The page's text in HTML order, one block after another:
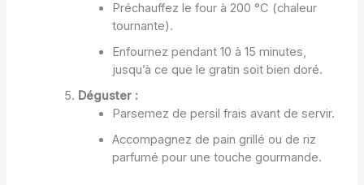
Préchauffez le four à 200 °C (chaleur
tournante).
Enfournez pendant 10 à 15 minutes,
jusqu’à ce que le gratin soit bien doré.
Déguster :
Parsemez de persil frais avant de servir.
Accompagnez de pain grillé ou de riz
parfumé pour une touche gourmande.